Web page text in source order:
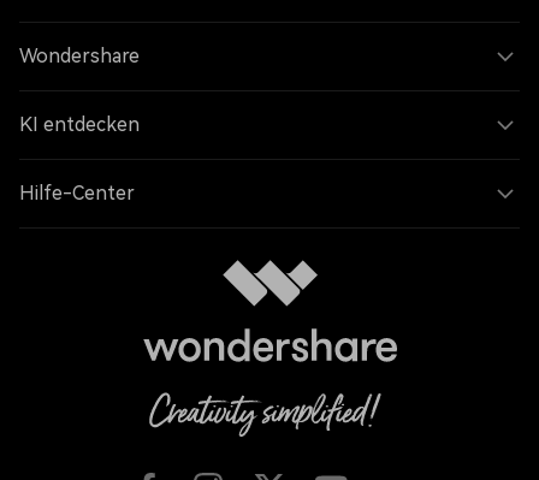
Wondershare
KI entdecken
Hilfe-Center